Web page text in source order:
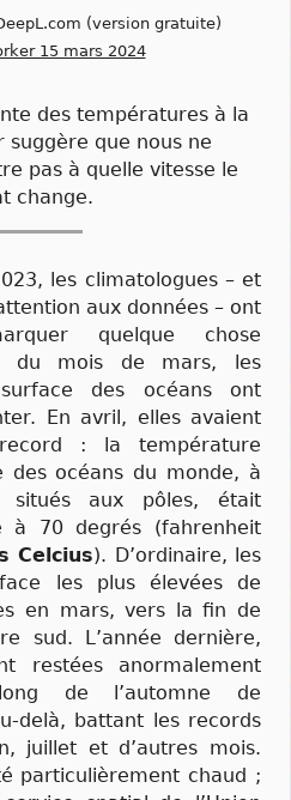
(version gratuite)
15 mars 2024
des températures à la
suggère que nous ne
pas à quelle vitesse le
change.
les climatologues – et
aux données – ont
quelque chose
du mois de mars, les
des océans ont
En avril, elles avaient
: la température
des océans du monde, à
situés aux pôles, était
à 70 degrés (fahrenheit
Celcius). D’ordinaire, les
les plus élevées de
en mars, vers la fin de
sud. L’année dernière,
restées anormalement
de l’automne de
delà, battant les records
juillet et d’autres mois.
particulièrement chaud ;